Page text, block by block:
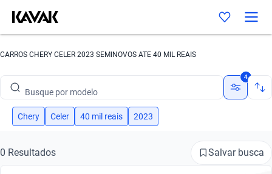
CARROS CHERY CELER 2023 SEMINOVOS ATE 40 MIL REAIS
Busque por modelo
Busque por versão
Busque por marca
4
Chery Celer 40 mil reais 2023
0 Resultados Salvar busca